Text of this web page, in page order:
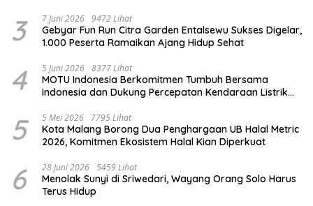
3 7 Juni 2026 9472 Lihat
Gebyar Fun Run Citra Garden Entalsewu Sukses Digelar,
1.000 Peserta Ramaikan Ajang Hidup Sehat
4 5 Juni 2026 8377 Lihat
MOTU Indonesia Berkomitmen Tumbuh Bersama
Indonesia dan Dukung Percepatan Kendaraan Listrik
5 5 Mei 2026 7795 Lihat
Kota Malang Borong Dua Penghargaan UB Halal Metric
2026, Komitmen Ekosistem Halal Kian Diperkuat
6 28 Juni 2026 5459 Lihat
Menolak Sunyi di Sriwedari, Wayang Orang Solo Harus
Terus Hidup